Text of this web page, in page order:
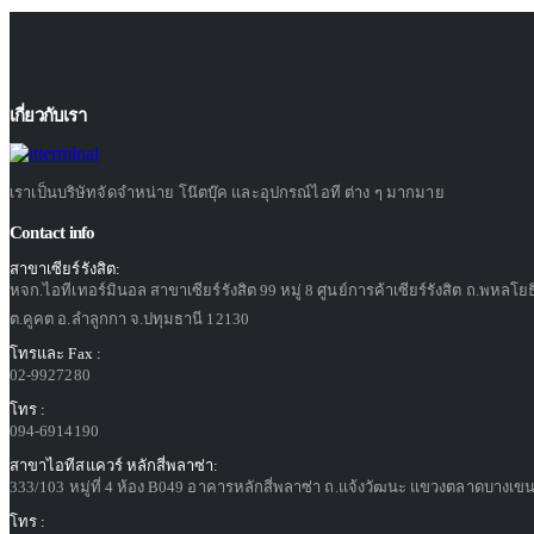
เกี่ยวกับเรา
เราเป็นบริษัทจัดจำหน่าย โน๊ตบุ๊ค และอุปกรณ์ไอที ต่าง ๆ มากมาย
Contact info
สาขาเซียร์รังสิต:
หจก.ไอทีเทอร์มินอล สาขาเซียร์รังสิต 99 หมู่ 8 ศูนย์การค้าเซียร์รังสิต ถ.พหลโย
ต.คูคต อ.ลำลูกกา จ.ปทุมธานี 12130
โทรและ Fax :
02-9927280
โทร :
094-6914190
สาขาไอทีสแควร์ หลักสี่พลาซ่า:
333/103 หมู่ที่ 4 ห้อง B049 อาคารหลักสี่พลาซ่า ถ.แจ้งวัฒนะ แขวงตลาดบางเข
โทร :